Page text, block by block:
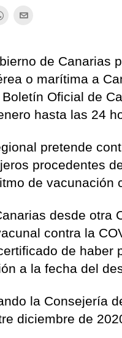
de Canarias
o marítima a
Oficial de
hasta las 24
pretende
procedentes
de vacunación
desde otra
contra la
de haber
a la fecha del
la Consejería
diciembre de